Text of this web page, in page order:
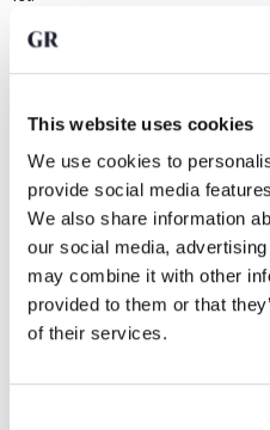
This website uses cookies
We use cookies to
provide social media
We also share information
our social media,
may combine it with other
provided to them or that
of their services.
Viele Börsen,
ausschließlich Edelmetalle
Warum
Gold wählen?
Wenn Sie LBMA-zertifiziertes
sich für:
●Internationale
liquidiert werden.